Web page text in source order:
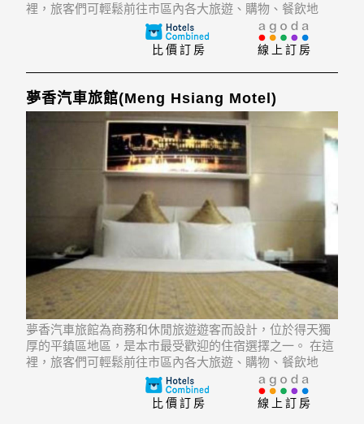
裡，旅客們可輕鬆前往市區內各大旅遊、購物、餐飲地
點。 飯店位置優越讓遊人前往市區內的熱門景點變得方便
線上訂房
比價訂房
夢香汽車旅館(Meng Hsiang Motel)
夢香汽車旅館為商務和休閒旅遊遊客而設計，位於得天獨
厚的平鎮區地區，是本市最受歡迎的住宿選擇之一。 在這
裡，旅客們可輕鬆前往市區內各大旅遊、購物、餐飲地
點。 飯店的客人能在遊覽拉拉山, Bin Kun Womens &
Childrens Hospital, Yang Ming Hospita
線上訂房
比價訂房